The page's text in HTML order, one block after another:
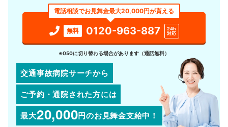
電話相談でお見舞金最大20,000円が貰える
無料 0120-963-887
24h
対応
※050に切り替わる場合があります（通話無料）
交通事故病院サーチから
ご予約・通院された方には
最大20,000円のお見舞金支給中！